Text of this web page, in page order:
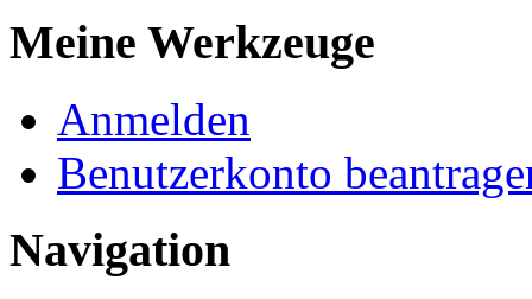
Meine Werkzeuge
Anmelden
Benutzerkonto
Navigation